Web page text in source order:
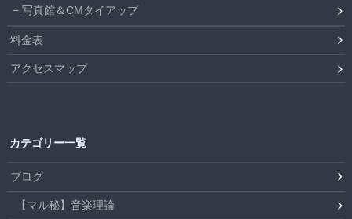
写真館＆CMタイアップ
料金表
アクセスマップ
カテゴリー一覧
ブログ
【マル秘】音楽理論